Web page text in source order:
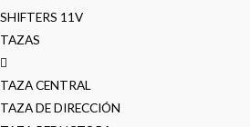
SHIFTERS 11V
TAZAS
TAZA CENTRAL
TAZA DE DIRECCIÓN